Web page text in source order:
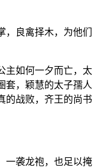
，良禽择木，为他们
主如何一夕而亡，太
套，颖慧的太子孺人
的战败，齐王的尚书
一袭龙袍，也足以掩